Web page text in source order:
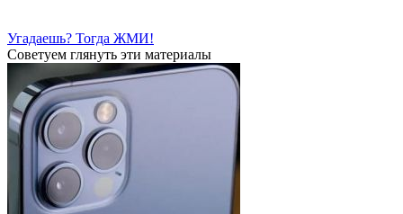
Угадаешь? Тогда ЖМИ!
Советуем глянуть эти материалы